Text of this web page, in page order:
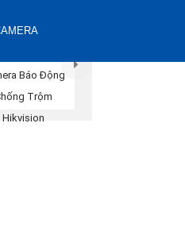
Báo Động
Trộm
Hikvision